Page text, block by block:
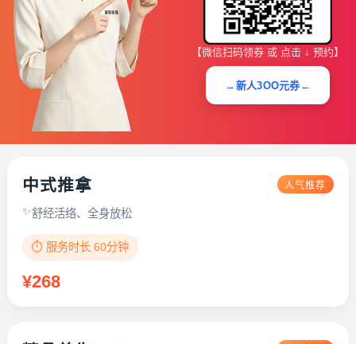
【微信扫码领券 或 点击 ↓ 预约】
→新人3OO元券←
中式推拿 人气推荐
舒经活络、全身放松
⏱️ 服务时长 60分钟
¥268